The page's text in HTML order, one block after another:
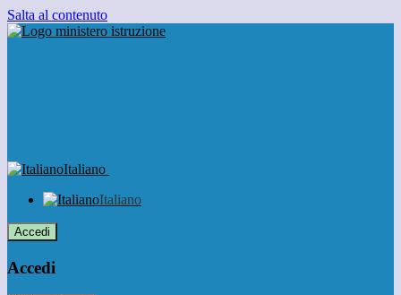
Salta al contenuto
Italiano
Italiano
Accedi
Accedi